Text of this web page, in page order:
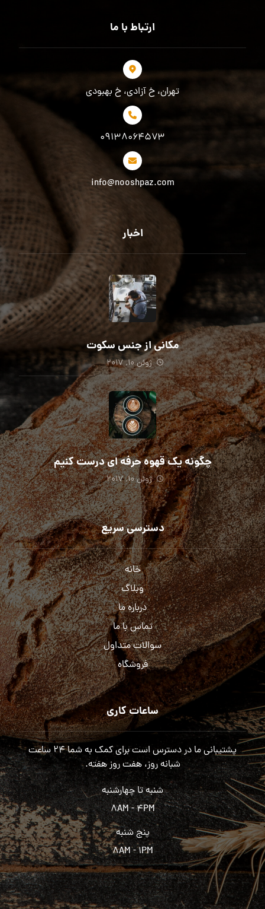
ارتباط با ما
تهران، خ آزادی، خ بهبودی
۰۹۱۳۸۰۶۴۵۷۳
info@nooshpaz.com
اخبار
مکانی از جنس سکوت
ژوئن ۱۰, ۲۰۱۷
چگونه یک قهوه حرفه ای درست کنیم
ژوئن ۱۰, ۲۰۱۷
دسترسی سریع
خانه
وبلاگ
درباره ما
تماس با ما
سوالات متداول
فروشگاه
ساعات کاری
پشتیبانی ما در دسترس است برای کمک به شما ۲۴ ساعت
شبانه روز، هفت روز هفته.
شنبه تا چهارشنبه
۸AM - ۴PM
پنج شنبه
۸AM - ۱PM